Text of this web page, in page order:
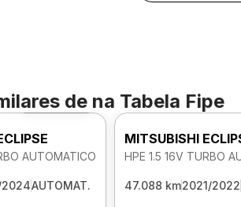
de na Tabela Fipe
Foto 360º
AUTOMATICO
AUTOMAT.
MITSUBISHI
HPE 1.5 16V TURBO
47.088 km2021/2022